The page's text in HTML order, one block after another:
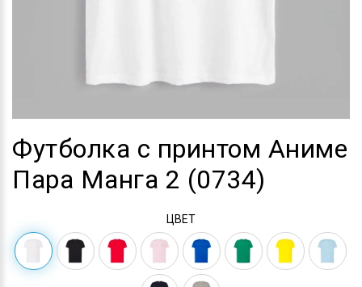
Футболка с принтом Аниме
Пара Манга 2 (0734)
ЦВЕТ